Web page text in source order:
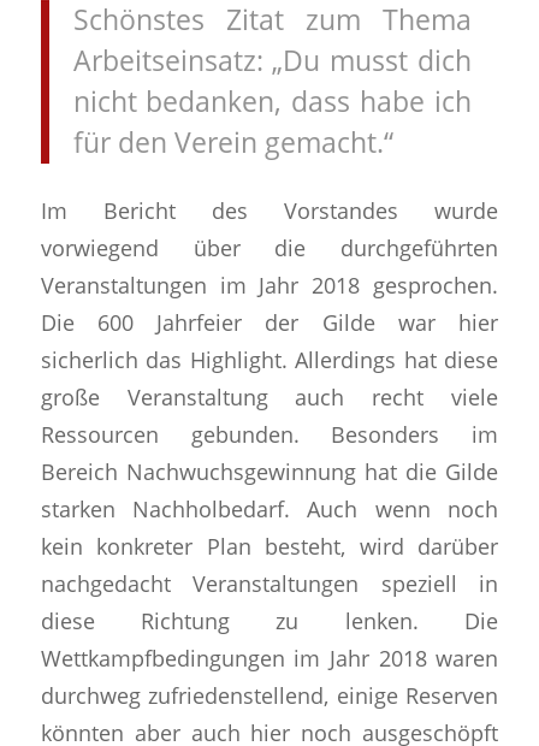
Schönstes Zitat zum Thema
Arbeitseinsatz: „Du musst dich
nicht bedanken, dass habe ich
für den Verein gemacht.“
Im Bericht des Vorstandes wurde
vorwiegend über die durchgeführten
Veranstaltungen im Jahr 2018 gesprochen.
Die 600 Jahrfeier der Gilde war hier
sicherlich das Highlight. Allerdings hat diese
große Veranstaltung auch recht viele
Ressourcen gebunden. Besonders im
Bereich Nachwuchsgewinnung hat die Gilde
starken Nachholbedarf. Auch wenn noch
kein konkreter Plan besteht, wird darüber
nachgedacht Veranstaltungen speziell in
diese Richtung zu lenken. Die
Wettkampfbedingungen im Jahr 2018 waren
durchweg zufriedenstellend, einige Reserven
könnten aber auch hier noch ausgeschöpft